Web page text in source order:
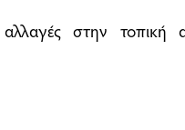
στην τοπική